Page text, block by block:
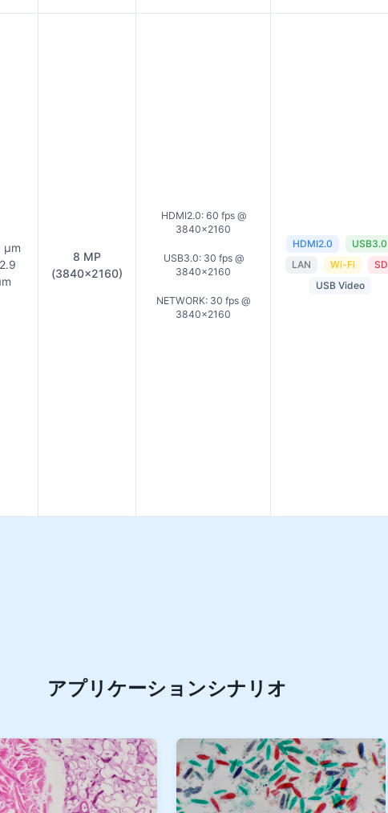
µm
8 MP
(3840×2160)
HDMI2.0: 60 fps @
3840×2160
USB3.0: 30 fps @
3840×2160
NETWORK: 30 fps @
3840×2160
HDMI2.0
USB3.0
LAN
Wi-Fi
SD
USB Video
アプリケーションシナリオ